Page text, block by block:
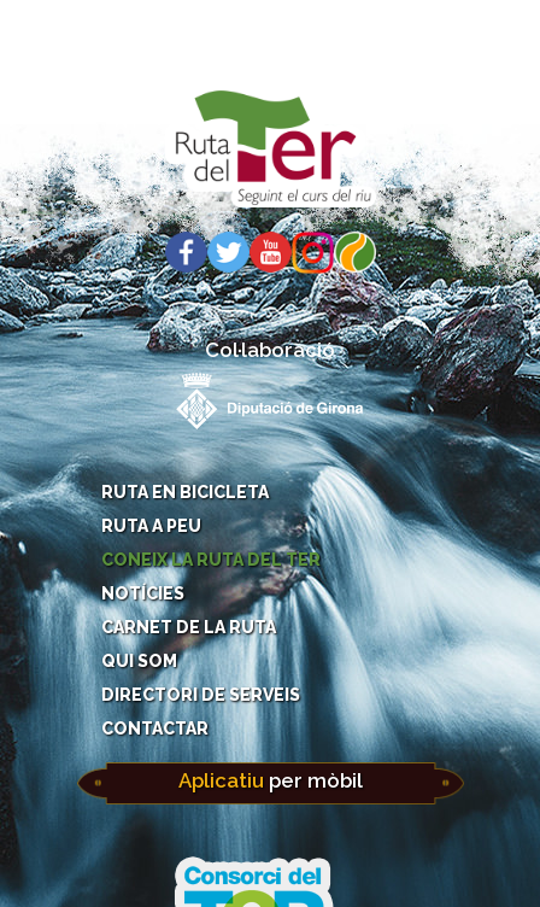
Col·laboració
RUTA EN BICICLETA
RUTA A PEU
CONEIX LA RUTA DEL TER
NOTÍCIES
CARNET DE LA RUTA
QUI SOM
DIRECTORI DE SERVEIS
CONTACTAR
Aplicatiuper mòbil